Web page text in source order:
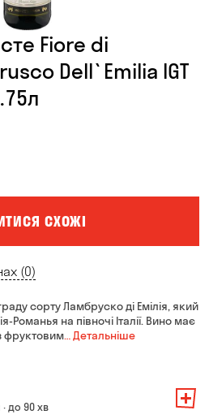
Fiore di
Dell`Emilia IGT
СХОЖІ
(0)
сорту Ламбруско ді Емілія, який
Романья на півночі Італії. Вино має
фруктовим… Детальніше
до 90 хв